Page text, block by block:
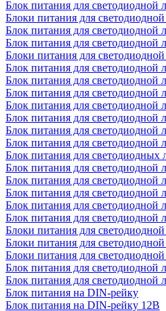
Блок питания для светодиодной
Блоки питания для
Блок питания для светодиодной
Блок питания для светодиодной
Блоки питания для
Блок питания для светодиодной
Блок питания для светодиодной
Блок питания для светодиодной
Блок питания для светодиодной
Блок питания для светодиодной
Блок питания для светодиодной
Блок питания для светодиодной
Блок питания для светодиодных
Блок питания для светодиодной
Блок питания для светодиодной
Блок питания для светодиодной
Блок питания для светодиодной
Блок питания для светодиодной
Блоки питания для
Блоки питания для
Блоки питания для
Блок питания для светодиодной
Блок питания для светодиодной
Блок питания на DIN-рейку
Блок питания на DIN-рейку 12В